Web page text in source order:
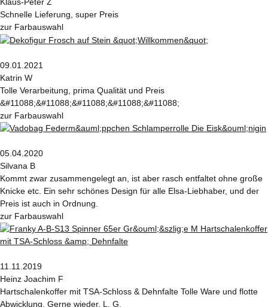
Schnelle Lieferung, super Preis
zur Farbauswahl
09.01.2021
Katrin W
Tolle Verarbeitung, prima Qualität und Preis
&#11088;&#11088;&#11088;&#11088;&#11088;
zur Farbauswahl
05.04.2020
Silvana B
Kommt zwar zusammengelegt an, ist aber rasch entfaltet ohne große
Knicke etc. Ein sehr schönes Design für alle Elsa-Liebhaber, und der
Preis ist auch in Ordnung.
zur Farbauswahl
11.11.2019
Heinz Joachim F
Hartschalenkoffer mit TSA-Schloss & Dehnfalte Tolle Ware und flotte
Abwicklung. Gerne wieder. L. G.